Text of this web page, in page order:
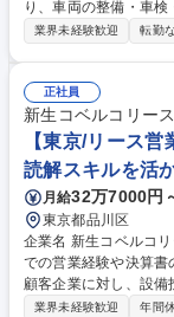
り、車両の整備・車
を止めないために、
（入庫調整、整備内容
トラブル時の受付、レ
の事務処理（記録・
代行として実施 募集職種 [総合職]【車両管理担当】みずほの安定基盤★み
ずほリースグループ★
業界未経験歓迎 転勤な
正社員
新生コベルコリー
【東京/リース
読解スキルを活
月給32万7000円
東京都品川区
企業名 新生コベルコリース株式会社 求人名
での営業経験や決算書の読解ス
顧客企業に対し、設備
任せします。神戸製
業界未経験歓迎 年間